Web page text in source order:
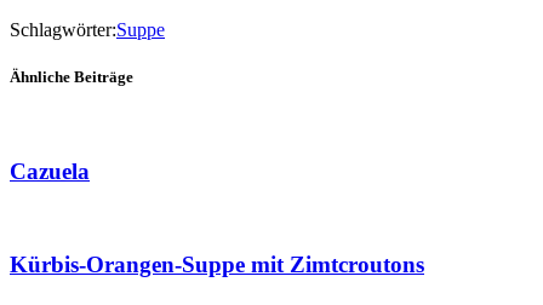
Schlagwörter:Suppe
Ähnliche Beiträge
Cazuela
Kürbis-Orangen-Suppe mit Zimtcroutons